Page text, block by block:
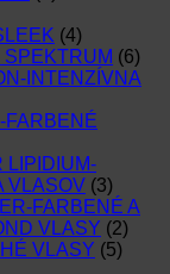
(4)
SPEKTRUM (6)
INTENZÍVNA
FARBENÉ
LIPIDIUM-
VLASOV (3)
FARBENÉ A
VLASY (2)
VLASY (5)